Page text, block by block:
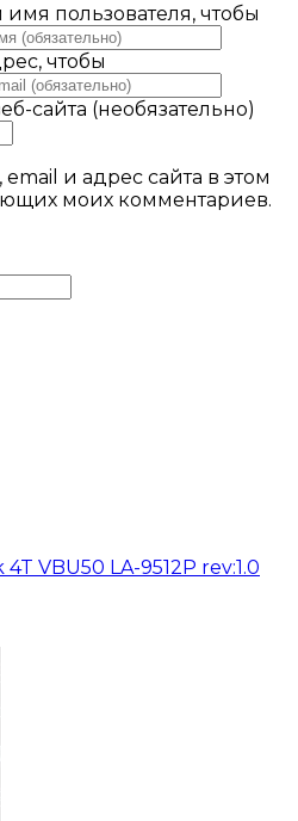
пользователя, чтобы
чтобы
сайта (необязательно)
и адрес сайта в этом
моих комментариев.
VBU50 LA-9512P rev:1.0